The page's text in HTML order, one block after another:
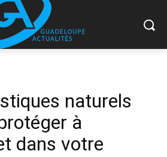
naturels
à
dans votre